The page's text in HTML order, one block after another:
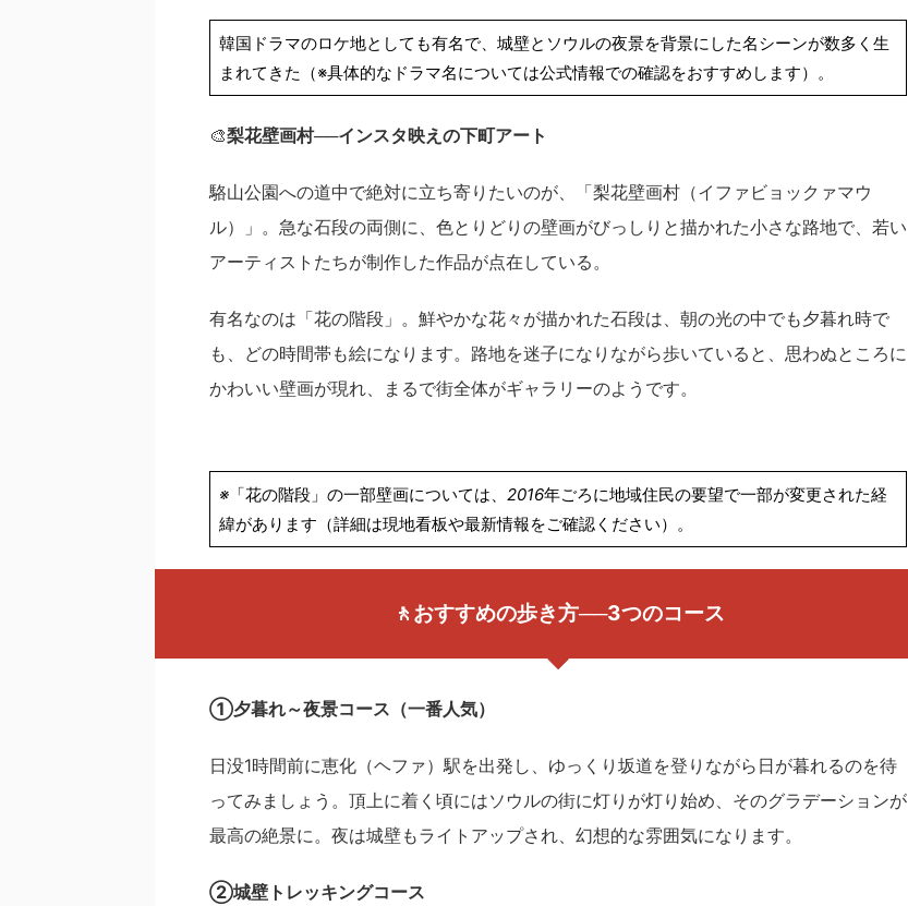
韓国ドラマのロケ地としても有名で、城壁とソウルの夜景を背景にした名シーンが数多く生
まれてきた（※具体的なドラマ名については公式情報での確認をおすすめします）。
🎨梨花壁画村──インスタ映えの下町アート
駱山公園への道中で絶対に立ち寄りたいのが、「梨花壁画村（イファビョックァマウ
ル）」。急な石段の両側に、色とりどりの壁画がびっしりと描かれた小さな路地で、若い
アーティストたちが制作した作品が点在している。
有名なのは「花の階段」。鮮やかな花々が描かれた石段は、朝の光の中でも夕暮れ時で
も、どの時間帯も絵になります。路地を迷子になりながら歩いていると、思わぬところに
かわいい壁画が現れ、まるで街全体がギャラリーのようです。
※「花の階段」の一部壁画については、 2016年ごろに地域住民の要望で一部が変更された経
緯があります（詳細は現地看板や最新情報をご確認ください）。
🚶 おすすめの歩き方──3つのコース
①夕暮れ～夜景コース（一番人気）
日没1時間前に恵化（ヘファ）駅を出発し、ゆっくり坂道を登りながら日が暮れるのを待
ってみましょう。頂上に着く頃にはソウルの街に灯りが灯り始め、そのグラデーションが
最高の絶景に。夜は城壁もライトアップされ、幻想的な雰囲気になります。
②城壁トレッキングコース